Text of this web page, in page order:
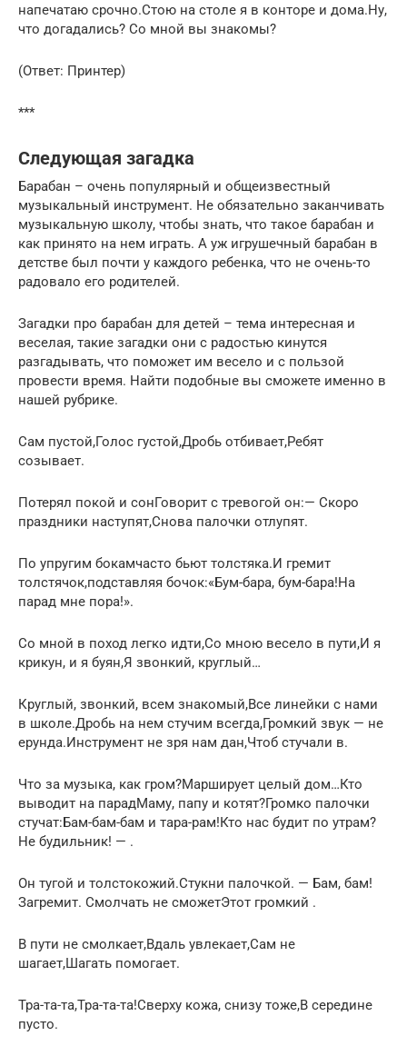
напечатаю срочно.Стою на столе я в конторе и дома.Ну,
что догадались? Со мной вы знакомы?
(Ответ: Принтер)
***
Следующая загадка
Барабан – очень популярный и общеизвестный
музыкальный инструмент. Не обязательно заканчивать
музыкальную школу, чтобы знать, что такое барабан и
как принято на нем играть. А уж игрушечный барабан в
детстве был почти у каждого ребенка, что не очень-то
радовало его родителей.
Загадки про барабан для детей – тема интересная и
веселая, такие загадки они с радостью кинутся
разгадывать, что поможет им весело и с пользой
провести время. Найти подобные вы сможете именно в
нашей рубрике.
Сам пустой,Голос густой,Дробь отбивает,Ребят
созывает.
Потерял покой и сонГоворит с тревогой он:— Скоро
праздники наступят,Снова палочки отлупят.
По упругим бокамчасто бьют толстяка.И гремит
толстячок,подставляя бочок:«Бум-бара, бум-бара!На
парад мне пора!».
Со мной в поход легко идти,Со мною весело в пути,И я
крикун, и я буян,Я звонкий, круглый…
Круглый, звонкий, всем знакомый,Все линейки с нами
в школе.Дробь на нем стучим всегда,Громкий звук — не
ерунда.Инструмент не зря нам дан,Чтоб стучали в.
Что за музыка, как гром?Марширует целый дом…Кто
выводит на парадМаму, папу и котят?Громко палочки
стучат:Бам-бам-бам и тара-рам!Кто нас будит по утрам?
Не будильник! — .
Он тугой и толстокожий.Стукни палочкой. — Бам, бам!
Загремит. Смолчать не сможетЭтот громкий .
В пути не смолкает,Вдаль увлекает,Сам не
шагает,Шагать помогает.
Тра-та-та,Тра-та-та!Сверху кожа, снизу тоже,В середине
пусто.